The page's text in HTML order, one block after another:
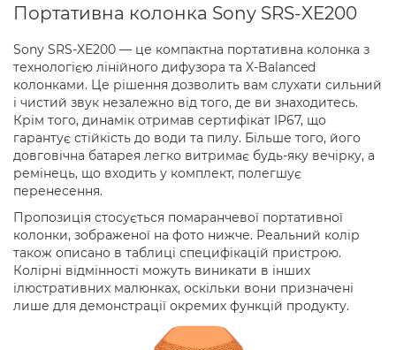
Портативна колонка Sony SRS-XE200
Sony SRS-XE200 — це компактна портативна колонка з
технологією лінійного дифузора та X-Balanced
колонками. Це рішення дозволить вам слухати сильний
і чистий звук незалежно від того, де ви знаходитесь.
Крім того, динамік отримав сертифікат IP67, що
гарантує стійкість до води та пилу. Більше того, його
довговічна батарея легко витримає будь-яку вечірку, а
ремінець, що входить у комплект, полегшує
перенесення.
Пропозиція стосується помаранчевої портативної
колонки, зображеної на фото нижче. Реальний колір
також описано в таблиці специфікацій пристрою.
Колірні відмінності можуть виникати в інших
ілюстративних малюнках, оскільки вони призначені
лише для демонстрації окремих функцій продукту.